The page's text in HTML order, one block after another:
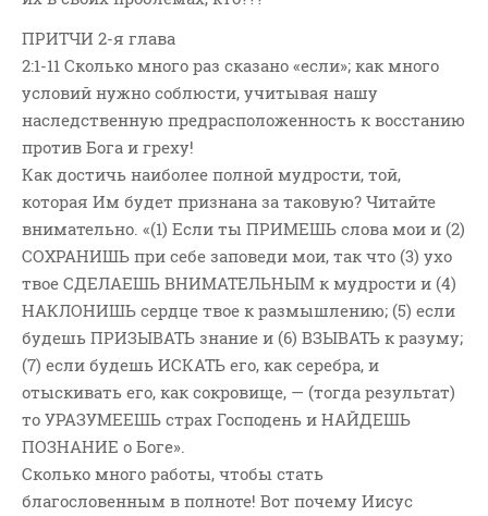
ПРИТЧИ 2-я глава
2:1-11 Сколько много раз сказано «если»; как много
условий нужно соблюсти, учитывая нашу
наследственную предрасположенность к восстанию
против Бога и греху!
Как достичь наиболее полной мудрости, той,
которая Им будет признана за таковую? Читайте
внимательно. «(1) Если ты ПРИМЕШЬ слова мои и (2)
СОХРАНИШЬ при себе заповеди мои, так что (3) ухо
твое СДЕЛАЕШЬ ВНИМАТЕЛЬНЫМ к мудрости и (4)
НАКЛОНИШЬ сердце твое к размышлению; (5) если
будешь ПРИЗЫВАТЬ знание и (6) ВЗЫВАТЬ к разуму;
(7) если будешь ИСКАТЬ его, как серебра, и
отыскивать его, как сокровище, — (тогда результат)
то УРАЗУМЕЕШЬ страх Господень и НАЙДЕШЬ
ПОЗНАНИЕ о Боге».
Сколько много работы, чтобы стать
благословенным в полноте! Вот почему Иисус